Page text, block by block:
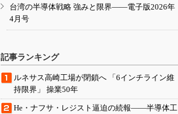
台湾の半導体戦略 強みと限界――電子版2026年
4月号
記事ランキング
ルネサス高崎工場が閉鎖へ 「6インチライン維
持限界」 操業50年
He・ナフサ・レジスト逼迫の続報――半導体工